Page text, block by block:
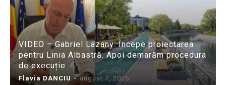
VIDEO – Gabriel Lazany: Începe proiectarea
pentru Linia Albastră. Apoi demarăm procedura
de execuție
Flavia DANCIU - august 7, 2026